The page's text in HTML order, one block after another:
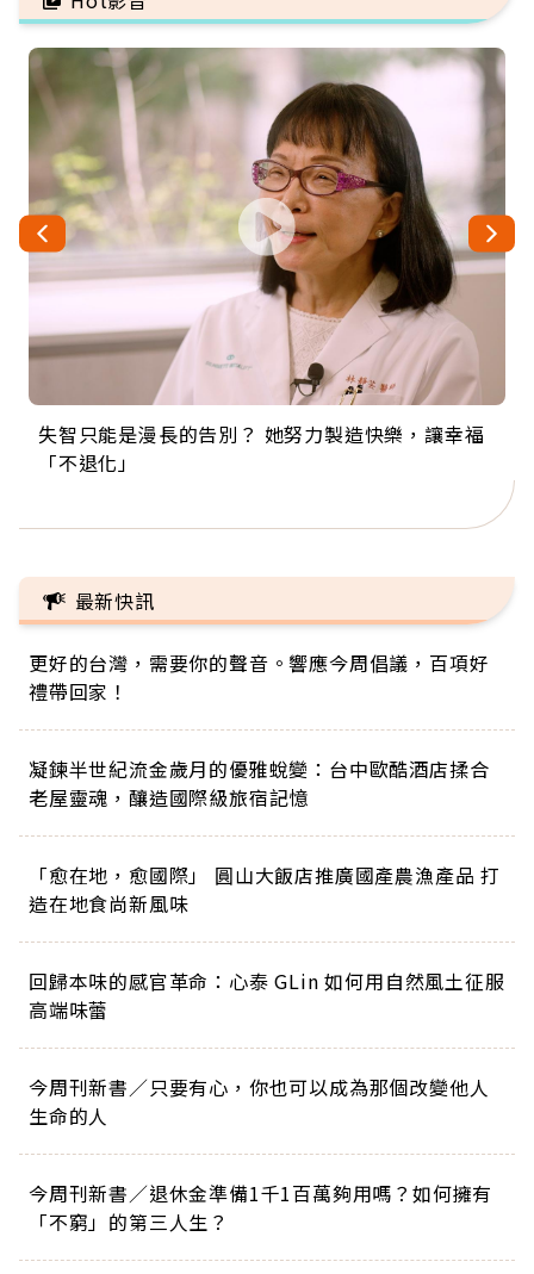
失智只能是漫長的告別？ 她努力製造快樂，讓幸福
「不退化」
來自剛果的巧克力神父 為台灣奉獻36年 「台灣是我
的家，我連作夢都講台語！」
63歲卸矽谷副總、搬回台灣找快樂！「蛋黃哥小
丑」走進安養院，逗樂上萬爺奶：退休後才開始真
104歲打破金氏世界紀錄 成為全球最年長羽球選
手，分享長壽的秘密原來是「這個」
事業巔峰他選擇追夢…黑手阿伯拉小提琴還登上小
巨蛋！連CNN都大讚！
最新快訊
更好的台灣，需要你的聲音。響應今周倡議，百項好
禮帶回家！
凝鍊半世紀流金歲月的優雅蛻變：台中歐酷酒店揉合
老屋靈魂，釀造國際級旅宿記憶
「愈在地，愈國際」 圓山大飯店推廣國產農漁產品 打
造在地食尚新風味
回歸本味的感官革命：心泰 GLin 如何用自然風土征服
高端味蕾
今周刊新書／只要有心，你也可以成為那個改變他人
生命的人
今周刊新書／退休金準備1千1百萬夠用嗎？如何擁有
「不窮」的第三人生？